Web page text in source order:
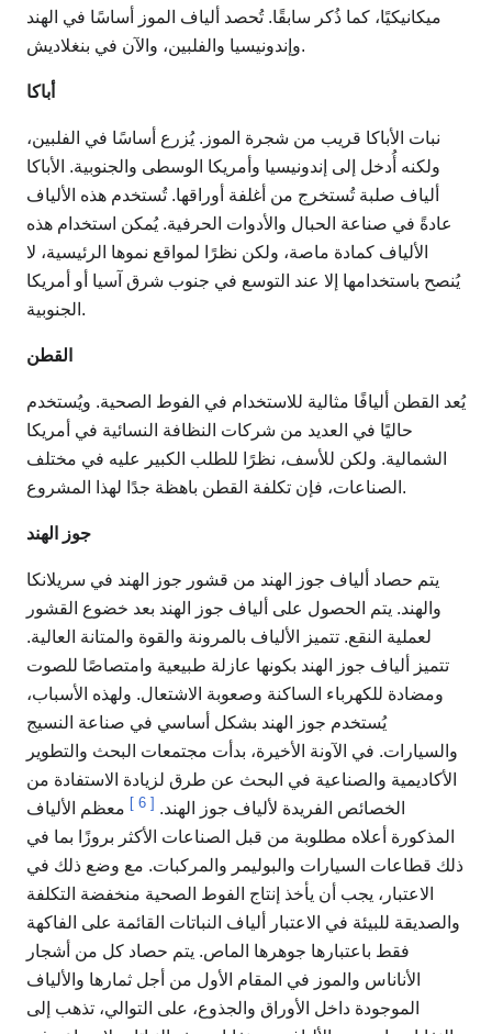
ميكانيكيًا، كما ذُكر سابقًا. تُحصد ألياف الموز أساسًا في الهند
وإندونيسيا والفلبين، والآن في بنغلاديش.
أباكا
نبات الأباكا قريب من شجرة الموز. يُزرع أساسًا في الفلبين،
ولكنه أُدخل إلى إندونيسيا وأمريكا الوسطى والجنوبية. الأباكا
ألياف صلبة تُستخرج من أغلفة أوراقها. تُستخدم هذه الألياف
عادةً في صناعة الحبال والأدوات الحرفية. يُمكن استخدام هذه
الألياف كمادة ماصة، ولكن نظرًا لمواقع نموها الرئيسية، لا
يُنصح باستخدامها إلا عند التوسع في جنوب شرق آسيا أو أمريكا
الجنوبية.
القطن
يُعد القطن أليافًا مثالية للاستخدام في الفوط الصحية. ويُستخدم
حاليًا في العديد من شركات النظافة النسائية في أمريكا
الشمالية. ولكن للأسف، نظرًا للطلب الكبير عليه في مختلف
الصناعات، فإن تكلفة القطن باهظة جدًا لهذا المشروع.
جوز الهند
يتم حصاد ألياف جوز الهند من قشور جوز الهند في سريلانكا
والهند. يتم الحصول على ألياف جوز الهند بعد خضوع القشور
لعملية النقع. تتميز الألياف بالمرونة والقوة والمتانة العالية.
تتميز ألياف جوز الهند بكونها عازلة طبيعية وامتصاصًا للصوت
ومضادة للكهرباء الساكنة وصعوبة الاشتعال. ولهذه الأسباب،
يُستخدم جوز الهند بشكل أساسي في صناعة النسيج
والسيارات. في الآونة الأخيرة، بدأت مجتمعات البحث والتطوير
الأكاديمية والصناعية في البحث عن طرق لزيادة الاستفادة من
الخصائص الفريدة لألياف جوز الهند. [
] معظم الألياف
المذكورة أعلاه مطلوبة من قبل الصناعات الأكثر بروزًا بما في
ذلك قطاعات السيارات والبوليمر والمركبات. مع وضع ذلك في
الاعتبار، يجب أن يأخذ إنتاج الفوط الصحية منخفضة التكلفة
والصديقة للبيئة في الاعتبار ألياف النباتات القائمة على الفاكهة
فقط باعتبارها جوهرها الماص. يتم حصاد كل من أشجار
الأناناس والموز في المقام الأول من أجل ثمارها والألياف
الموجودة داخل الأوراق والجذوع، على التوالي، تذهب إلى